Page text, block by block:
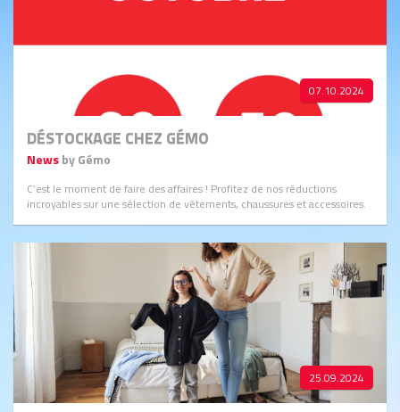
07.10.2024
DÉSTOCKAGE CHEZ GÉMO
Newsby Gémo
C’est le moment de faire des affaires ! Profitez de nos réductions
incroyables sur une sélection de vêtements, chaussures et accessoires.
25.09.2024